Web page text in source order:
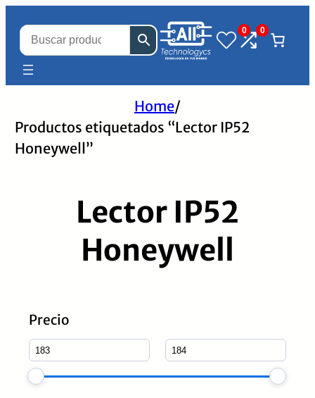
0 0
Home/
Productos etiquetados “Lector IP52
Honeywell”
Lector IP52
Honeywell
Precio